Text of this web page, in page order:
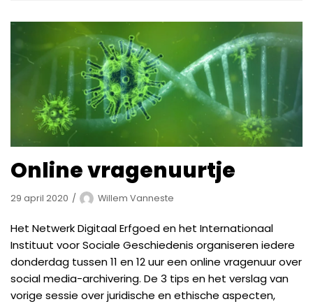
Online vragenuurtje
29 april 2020 Willem Vanneste
Het Netwerk Digitaal Erfgoed en het Internationaal
Instituut voor Sociale Geschiedenis organiseren iedere
donderdag tussen 11 en 12 uur een online vragenuur over
social media-archivering. De 3 tips en het verslag van
vorige sessie over juridische en ethische aspecten,